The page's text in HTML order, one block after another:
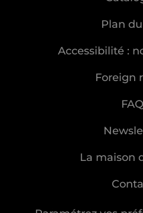
Plan
Accessibilité :
Foreign
FAQ
La maison